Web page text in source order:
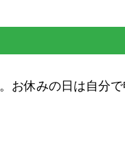
お休みの日は自分